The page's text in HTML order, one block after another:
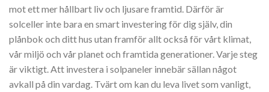
mot ett mer hållbart liv och ljusare framtid. Därför är
solceller inte bara en smart investering för dig själv, din
plånbok och ditt hus utan framför allt också för vårt klimat,
vår miljö och vår planet och framtida generationer. Varje steg
är viktigt. Att investera i solpaneler innebär sällan något
avkall på din vardag. Tvärt om kan du leva livet som vanligt,